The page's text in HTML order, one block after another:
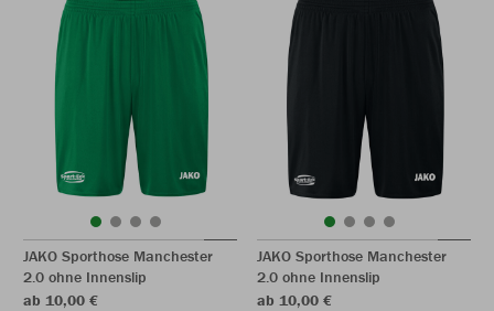
JAKO Sporthose Manchester
2.0 ohne Innenslip
ab 10,00 €
JAKO Sporthose Manchester
2.0 ohne Innenslip
ab 10,00 €